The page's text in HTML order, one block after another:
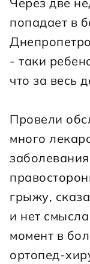
попадает в
- таки
что за весь
Провели
много
грыжу,
и нет
момент в
ортопед-